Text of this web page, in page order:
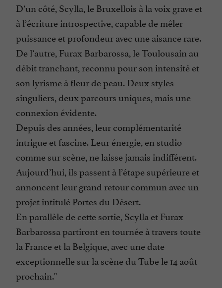
D’un côté, Scylla, le Bruxellois à la voix grave et
à l’écriture introspective, capable de mêler
puissance et profondeur avec une aisance rare.
De l’autre, Furax Barbarossa, le Toulousain au
débit tranchant, reconnu pour son intensité et
son lyrisme à fleur de peau. Deux styles
singuliers, deux parcours uniques, mais une
connexion évidente.
Depuis des années, leur complémentarité
intrigue et fascine. Leur énergie, en studio
comme sur scène, ne laisse jamais indifférent.
Aujourd’hui, ils passent à l’étape supérieure et
annoncent leur grand retour commun avec un
projet intitulé Portes du Désert.
En parallèle de cette sortie, Scylla et Furax
Barbarossa partiront en tournée à travers toute
la France et la Belgique, avec une date
exceptionnelle sur la scène du Tube le 14 août
prochain.''